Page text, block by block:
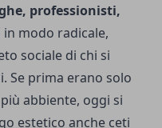
professionisti,
in modo radicale,
sociale di chi si
Se prima erano solo
abbiente, oggi si
estetico anche ceti